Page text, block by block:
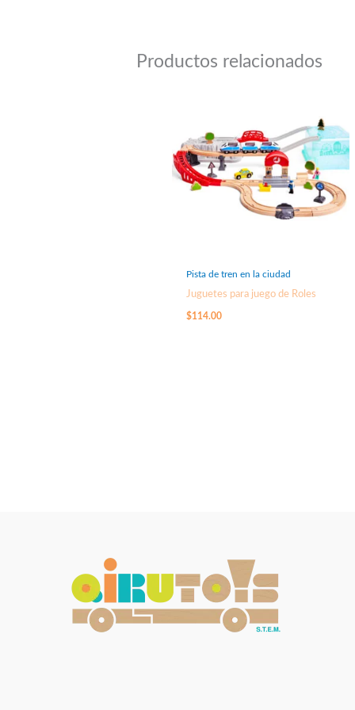
Productos relacionados
Pista de tren en la ciudad
Juguetes para juego de Roles
$114.00